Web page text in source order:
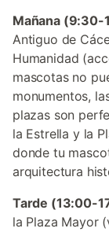
Mañana (9:30-
Antiguo de
Humanidad
mascotas no
monumentos,
plazas son
la Estrella y la
donde tu
arquitectura
Tarde (13:00-
la Plaza Mayor